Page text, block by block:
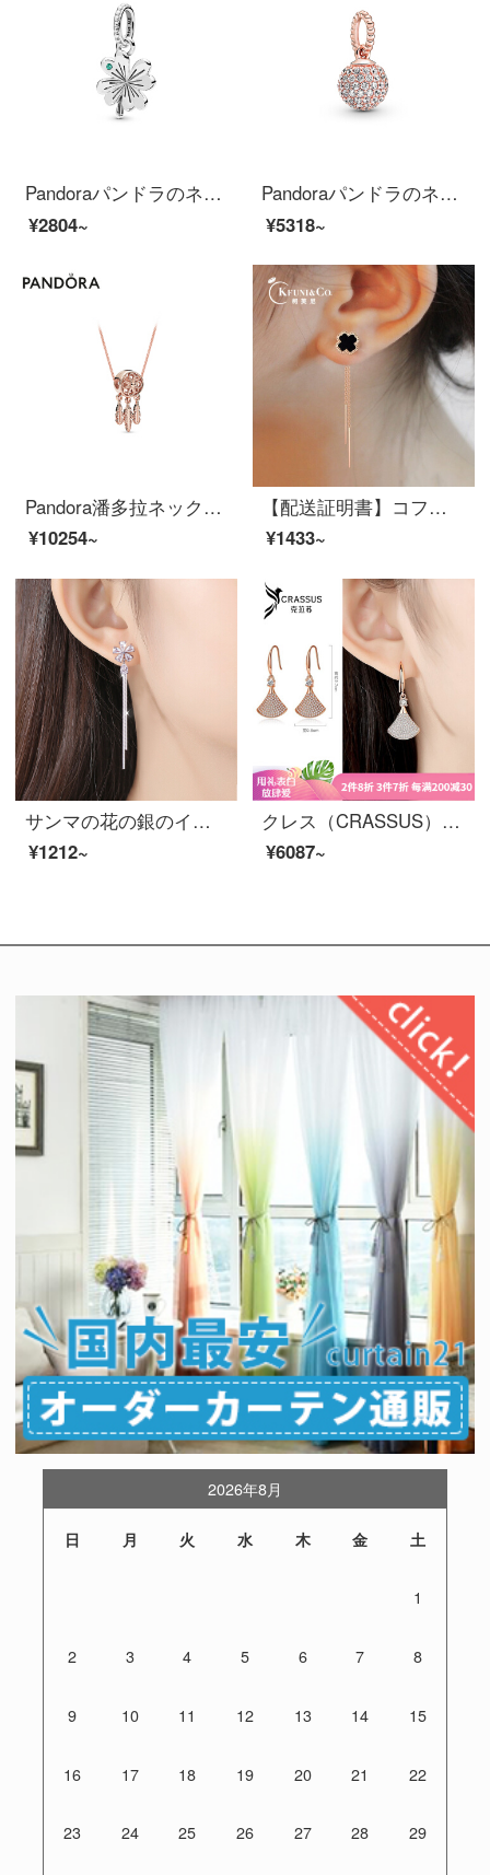
Pandoraパンドラのネックレスは女性925銀の幸運の四つ葉のクローバー397965 NAGファッションアクセサリーにプレゼントします。
¥2804~
Pandoraパンドラのネックレスは女性のバラの金色のPav eにぶら下がっています。球形のペンダントが38866 C 01のファッションアクセサリーは彼女にプレゼントします。
¥5318~
Pandora潘多拉ネックレス鎖骨チェーン女性の美しい夢FY 1407ファッションアクセサリーをプレゼントします。
¥10254~
【配送証明書】コフニS 999足銀の四つ葉のクローバーフリンジピアス女性の金感気質ネットの赤いファッションの潮流の長い耳飾りの女性のカラー金耳線はガルフレンドバラ金【イヤリング】を送ります。
¥1433~
サンマの花の銀のイヤリングの女性のファッションの長いタイプのピアスの女性版の学生の甘くて簡単な気質の耳飾りの女性の耳飾りの銀の流蘇の耳の線のファッション的なアクセサリは誕生日プレゼントします。
¥1212~
クレス（CRASSUS）の小さいスカートのイヤリングの女性のイヤリングはシンプルで長いスタイルの気質のイヤリングの小さいスカートのイヤリングのバラの金色です。
¥6087~
2026年8月
日 月 火 水 木 金 土
1
2 3 4 5 6 7 8
9 10 11 12 13 14 15
16 17 18 19 20 21 22
23 24 25 26 27 28 29